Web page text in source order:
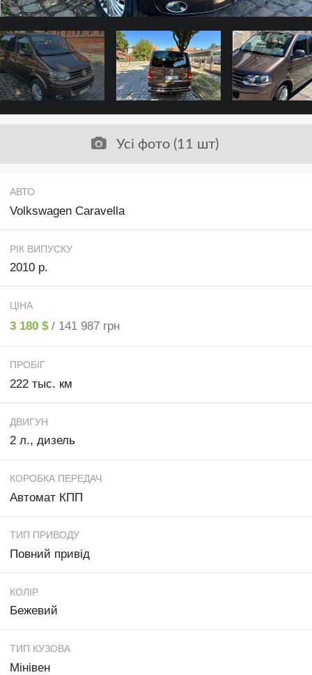
Усі фото (11 шт)
АВТО
Volkswagen Caravella
РІК ВИПУСКУ
2010 р.
ЦІНА
3 180 $ / 141 987 грн
ПРОБІГ
222 тыс. км
ДВИГУН
2 л., дизель
КОРОБКА ПЕРЕДАЧ
Автомат КПП
ТИП ПРИВОДУ
Повний привід
КОЛІР
Бежевий
ТИП КУЗОВА
Мінівен